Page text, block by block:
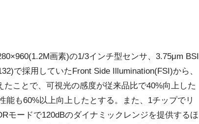
画素)の1/3インチ型センサ、3.75μm BSI
で採用していたFront Side Illumination(FSI)から、
ことで、可視光の感度が従来品比で40%向上した
能も60%以上向上したとする。また、1チップでリ
モードで120dBのダイナミックレンジを提供するほ